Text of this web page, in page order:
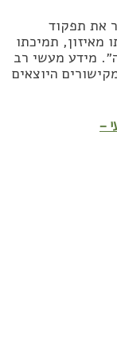
תפקוד
תמיכתו
מידע מעשי רב
היוצאים